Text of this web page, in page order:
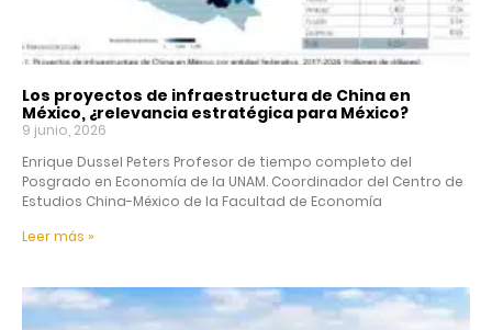
Los proyectos de infraestructura de China en
México, ¿relevancia estratégica para México?
9 junio, 2026
Enrique Dussel Peters Profesor de tiempo completo del
Posgrado en Economía de la UNAM. Coordinador del Centro de
Estudios China-México de la Facultad de Economía
Leer más »